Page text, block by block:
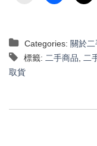
Categories: 關於二
標籤: 二手商品 二
取貨